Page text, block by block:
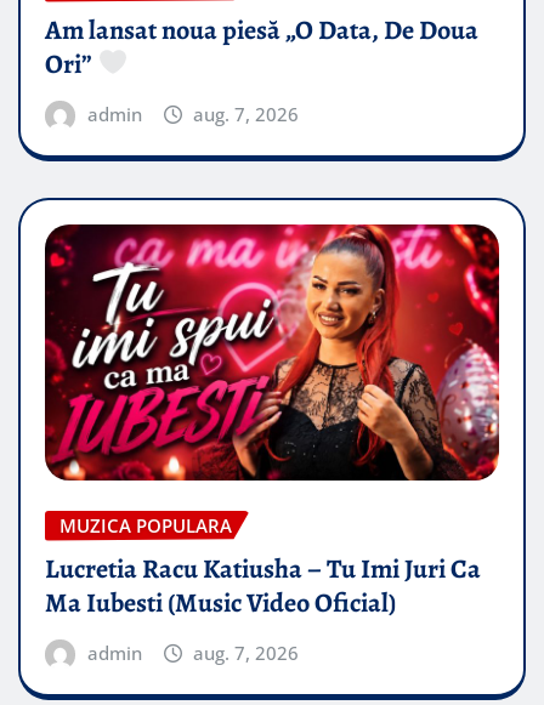
Am lansat noua piesă „O Data, De Doua
Ori”
admin aug. 7, 2026
MUZICA POPULARA
Lucretia Racu Katiusha – Tu Imi Juri Ca
Ma Iubesti (Music Video Oficial)
admin aug. 7, 2026